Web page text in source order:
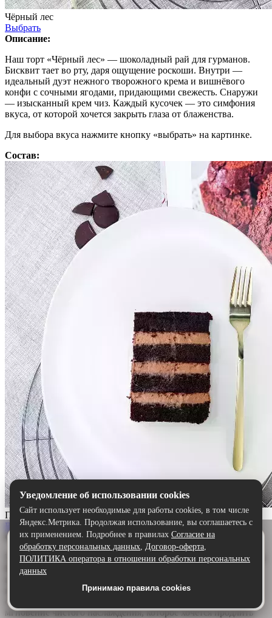
Чёрный лес
Выбрать
Описание:
Наш торт «Чёрный лес» — шоколадный рай для гурманов.
Бисквит тает во рту, даря ощущение роскоши. Внутри —
идеальный дуэт нежного творожного крема и вишнёвого
конфи с сочными ягодами, придающими свежесть. Снаружи
— изысканный крем чиз. Каждый кусочек — это симфония
вкуса, от которой хочется закрыть глаза от блаженства.
Для выбора вкуса нажмите кнопку «выбрать» на картинке.
Состав:
Прага
Выбрать
Описание:
Торт «Прага» — шоколадный шедевр для истинных гурманов.
Воздушный бисквит, щедро пропитанный ароматным
нежный сливочно-шоколадный крем обволакивает язык,
создавая идеальную гармонию. Каждый кусочек — это
мгновение чистого наслаждения, которое хочется продлить
Удобнее в приложении
Скачайте приложение — быстрее и комфортнее,
чем через сайт.
Скачать в Google Play
Уведомление об использовании cookies
Сайт использует необходимые для работы cookies, в том числе
Яндекс.Метрика. Продолжая использование, вы соглашаетесь с
их применением. Подробнее в правилах Согласие на
обработку персональных данных, Договор-оферта,
ПОЛИТИКА оператора в отношении обработки персональных
данных
Принимаю правила cookies